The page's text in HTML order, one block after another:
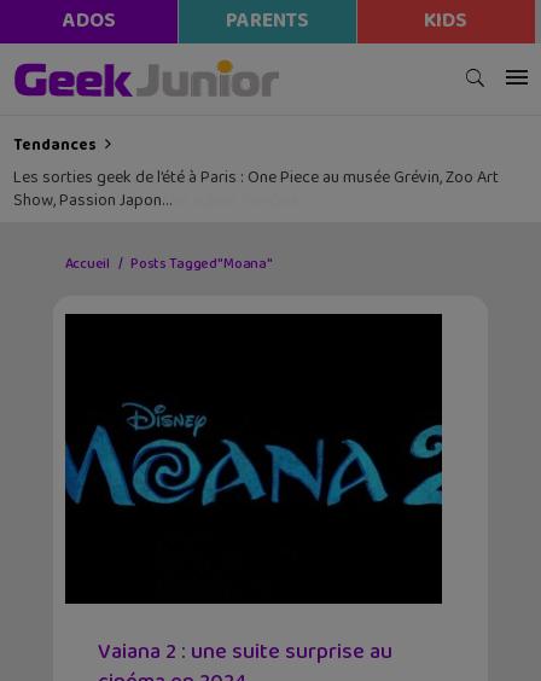
ADOS PARENTS KIDS
Tendances
Les sorties geek de l’été à Paris : One Piece au musée Grévin, Zoo Art
Show, Passion Japon…
Accueil Posts Tagged "Moana"
Vaiana 2 : une suite surprise au